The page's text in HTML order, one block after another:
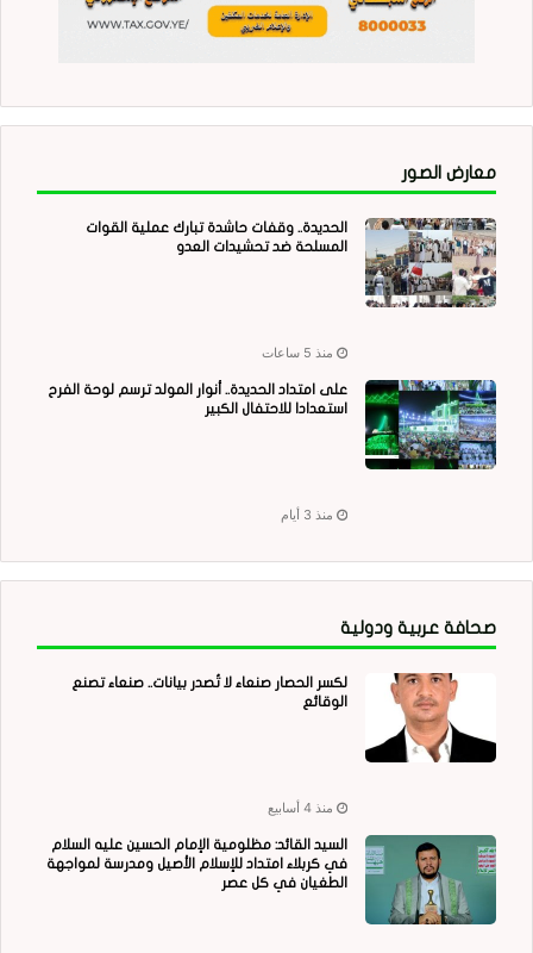
معارض الصور
الحديدة.. وقفات حاشدة تبارك عملية القوات
المسلحة ضد تحشيدات العدو
منذ 5 ساعات
على امتداد الحديدة.. أنوار المولد ترسم لوحة الفرح
استعدادا للاحتفال الكبير
منذ 3 أيام
صحافة عربية ودولية
لكسر الحصار صنعاء لا تُصدر بيانات.. صنعاء تصنع
الوقائع
منذ 4 أسابيع
السيد القائد: مظلومية الإمام الحسين عليه السلام
في كربلاء امتداد للإسلام الأصيل ومدرسة لمواجهة
الطغيان في كل عصر